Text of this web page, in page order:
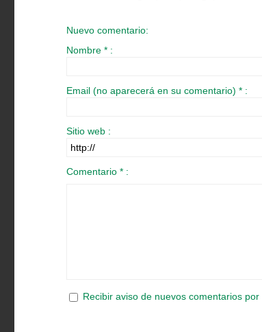
Nuevo comentario:
Nombre * :
Email (no aparecerá en su comentario) * :
Sitio web :
Comentario * :
Recibir aviso de nuevos comentarios por